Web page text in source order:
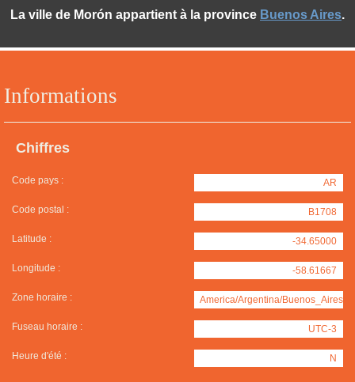
Informations
Chiffres
Code pays : AR
Code postal : B1708
Latitude : -34.65000
Longitude : -58.61667
Zone horaire : America/Argentina/Buenos_Aires
Fuseau horaire : UTC-3
Heure d'été : N
La ville de Morón appartient à la province Buenos Aires.